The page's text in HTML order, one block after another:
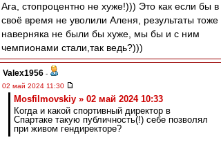
Ага, стопроцентно не хуже!))) Это как если бы в
своё время не уволили Аленя, результаты тоже
наверняка не были бы хуже, мы бы и с ним
чемпионами стали,так ведь?)))
Valex1956 -
02 май 2024 11:30
Mosfilmovskiy » 02 май 2024 10:33
Когда и какой спортивный директор в
Спартаке такую публичность(!) себе позволял
при живом гендиректоре?